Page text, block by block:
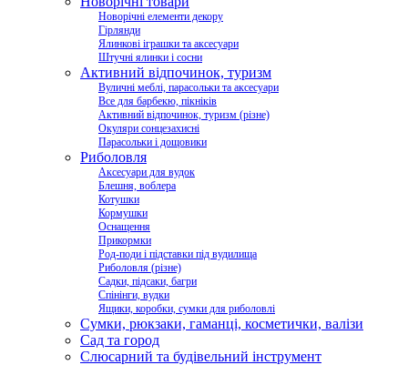
Новорічні елементи декору
Гірлянди
Ялинкові іграшки та аксесуари
Штучні ялинки і сосни
Активний відпочинок, туризм
Вуличні меблі, парасольки та аксесуари
Все для барбекю, пікніків
Активний відпочинок, туризм (різне)
Окуляри сонцезахисні
Парасольки і дощовики
Риболовля
Аксесуари для вудок
Блешня, воблера
Котушки
Кормушки
Оснащення
Прикормки
Род-поди і підставки під вудилища
Риболовля (різне)
Садки, підсаки, багри
Спінінги, вудки
Ящики, коробки, сумки для риболовлі
Сумки, рюкзаки, гаманці, косметички, валізи
Сад та город
Слюсарний та будівельний інструмент